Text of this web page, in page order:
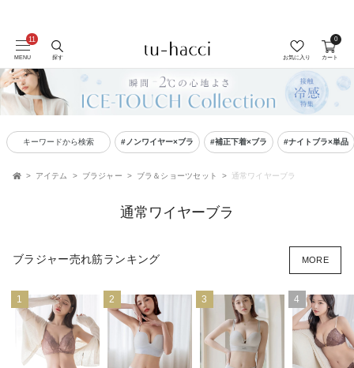
会員登録で今すぐ使えるポイントプレゼント！
MENU 探す お気に入り カート
0
キーワードから検索 #ノンワイヤー×ブラ #補正下着×ブラ #ナイトブラ×単品
アイテム ブラジャー ブラ＆ショーツセット 通常ワイヤーブラ
通常ワイヤーブラ
ブラジャー売れ筋ランキング MORE
1 2 3 4